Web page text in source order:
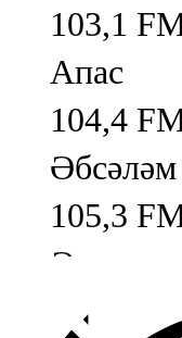
103,1
Апас
104,4
Әбсәләм
105,3
Әлмәт
92,9 FM